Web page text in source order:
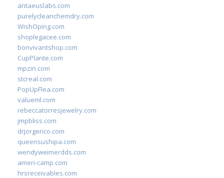
antaeuslabs.com
purelycleanchemdry.com
WishOping.com
shoplegacee.com
bonvivantshop.com
CupPlante.com
mpzin.com
stcreal.com
PopUpFlea.com
valueml.com
rebeccatorresjewelry.com
jmpbliss.com
drjorgerico.com
queensushipa.com
wendyweimerdds.com
ameri-camp.com
hrsreceivables.com